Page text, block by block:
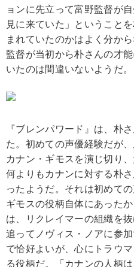
ョンに先立って富野監督が
見に来ていた」ということ
まれていたのかはよく分か
監督が当初から朴さんの才
いたのは間違いないようだ。
『ブレンパワード』は、朴
た。初めての声優経験だが
カナン・ギモスを演じ切り
何よりもカナンに対する朴
ったようだ。それは初めて
ギモスの役柄自体にあった
は、リクレイマーの組織を
追ってノヴィス・ノアに参
で恰好よいが、心にトラウ
る役柄だ。「カナンの人柄